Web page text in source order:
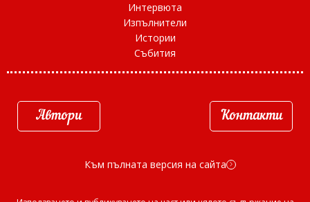
Интервюта
Изпълнители
Истории
Събития
Автори Контакти
Към пълната версия на сайта d